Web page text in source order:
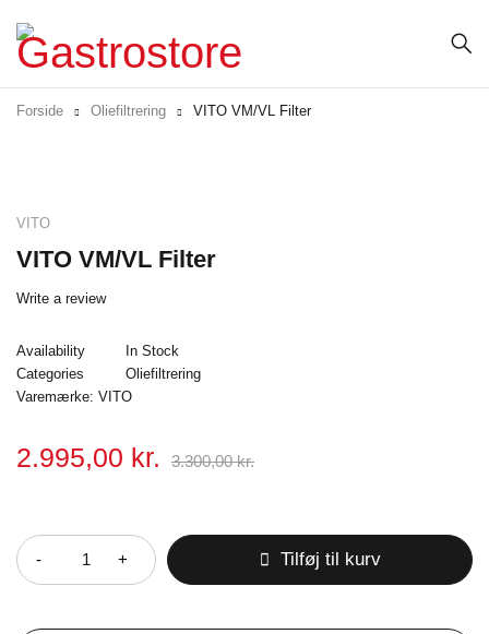
Forside Oliefiltrering VITO VM/VL Filter
VITO
VITO VM/VL Filter
Write a review
Availability
In Stock
Categories
Oliefiltrering
Varemærke: VITO
3.300,00kr.
2.995,00 kr.
Tilføj til kurv